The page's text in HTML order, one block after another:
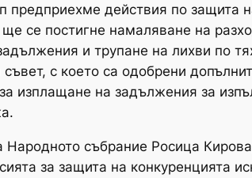
предприехме действия по защита
се постигне намаляване на
и трупане на лихви по
с което са одобрени
изплащане на задължения за
Народното събрание Росица
за защита на конкуренцията